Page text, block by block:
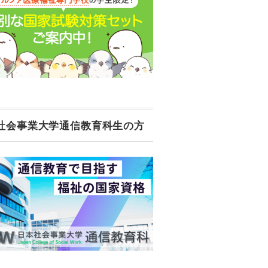
会事業大学通信教育科生の方